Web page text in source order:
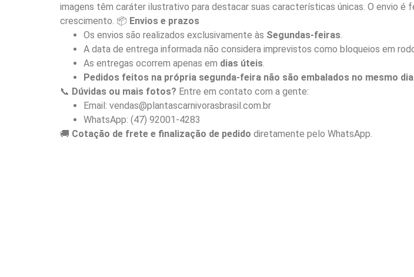
imagens têm caráter ilustrativo para destacar suas características únicas. O envio é
crescimento. 📦 Envios e prazos
Os envios são realizados exclusivamente às Segundas-feiras
A data de entrega informada não considera imprevistos como bloqueios em
As entregas ocorrem apenas em dias úteis
Pedidos feitos na própria segunda-feira não são embalados no mesmo
📞 Dúvidas ou mais fotos? Entre em contato com a gente:
Email: vendas@plantascarnivorasbrasil.com.br
WhatsApp: (47) 92001-4283
🚚 Cotação de frete e finalização de pedido diretamente pelo WhatsApp.